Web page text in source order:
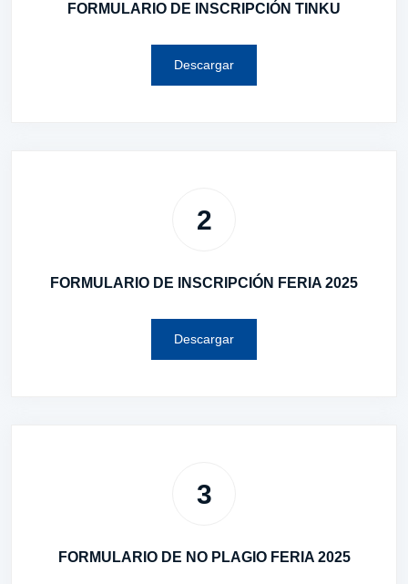
FORMULARIO DE INSCRIPCIÓN TINKU
Descargar
2
FORMULARIO DE INSCRIPCIÓN FERIA 2025
Descargar
3
FORMULARIO DE NO PLAGIO FERIA 2025